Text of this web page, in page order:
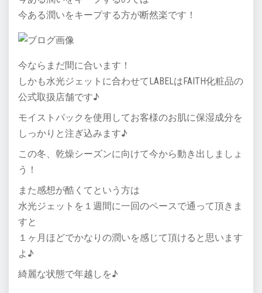
今ある潤いをキープする方が断然楽です！
今ならまだ間に合います！
しかも水光ジェットに合わせてLABELはFAITH化粧品の
公式取扱店舗です♪
モイストパックを使用してお客様のお肌に保湿成分を
しっかりと注ぎ込みます♪
この冬、乾燥シーズンに向けて今から動き出しましょ
う！
また感想が酷くてという方は
水光ジェットを１週間に一回のペースで通って頂きま
すと
１ヶ月ほどでかなりの潤いを感じて頂けると思います
よ♪
綺麗な状態で年越しを♪